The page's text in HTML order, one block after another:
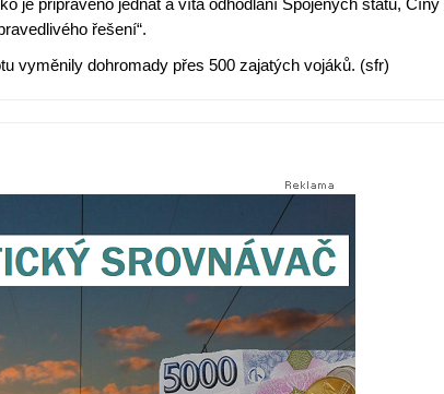
je připraveno jednat a vítá odhodlání Spojených států, Číny
řešení“.
vyměnily dohromady přes 500 zajatých vojáků. (sfr)